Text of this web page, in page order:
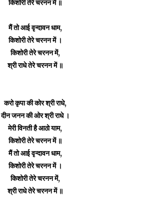
किशोरी तेरे चरनन में ॥
मैं तो आई वृन्दावन धाम,
किशोरी तेरे चरनन में ।
किशोरी तेरे चरनन में,
श्री राधे तेरे चरनन में ॥
करो कृपा की कोर श्री राधे,
दीन जनन की ओर श्री राधे ।
मेरी विनती है आठो याम,
किशोरी तेरे चरनन में ॥
मैं तो आई वृन्दावन धाम,
किशोरी तेरे चरनन में ।
किशोरी तेरे चरनन में,
श्री राधे तेरे चरनन में ॥